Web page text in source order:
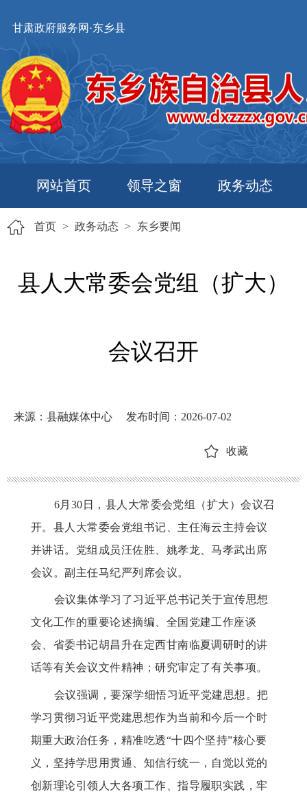
甘肃政府服务网·东乡县
网站首页 领导之窗 政务动态
首页 > 政务动态 > 东乡要闻
县人大常委会党组（扩大）
会议召开
来源：县融媒体中心 发布时间：2026-07-02
收藏
6月30日，县人大常委会党组（扩大）会议召
开。县人大常委会党组书记、主任海云主持会议
并讲话。党组成员汪佐胜、姚孝龙、马孝武出席
会议。副主任马纪严列席会议。
会议集体学习了习近平总书记关于宣传思想
文化工作的重要论述摘编、全国党建工作座谈
会、省委书记胡昌升在定西甘南临夏调研时的讲
话等有关会议文件精神；研究审定了有关事项。
会议强调，要深学细悟习近平党建思想。把
学习贯彻习近平党建思想作为当前和今后一个时
期重大政治任务，精准吃透“十四个坚持”核心要
义，坚持学思用贯通、知信行统一，自觉以党的
创新理论引领人大各项工作、指导履职实践，牢